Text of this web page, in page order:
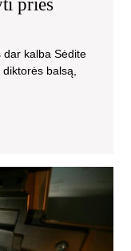
dar kalba Sėdite
balsą,